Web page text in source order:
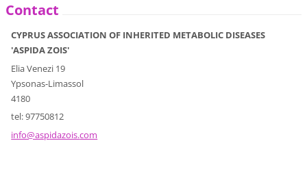
Contact
CYPRUS ASSOCIATION OF INHERITED METABOLIC DISEASES
'ASPIDA ZOIS'
Elia Venezi 19
Ypsonas-Limassol
4180
tel: 97750812
info@aspidazois.com